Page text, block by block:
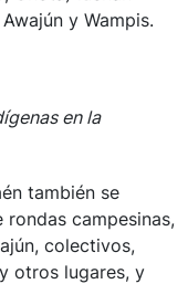
y Wampis.
en la
también se
campesinas,
colectivos,
otros lugares, y